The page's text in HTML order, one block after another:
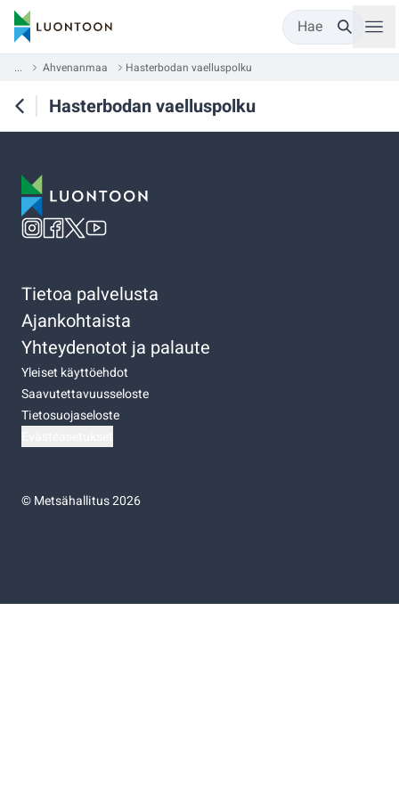
Hae
... Ahvenanmaa Hasterbodan vaelluspolku
Hasterbodan vaelluspolku
Tietoa palvelusta
Ajankohtaista
Yhteydenotot ja palaute
Yleiset käyttöehdot
Saavutettavuusseloste
Tietosuojaseloste
©Metsähallitus 2026